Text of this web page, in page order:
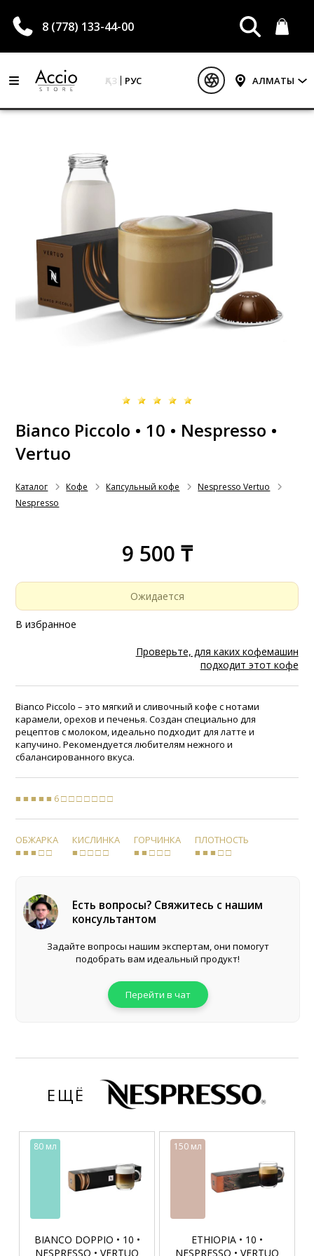
8 (778) 133-44-00
ҚАЗ РУС АЛМАТЫ
Bianco Piccolo • 10 • Nespresso •
Vertuo
Каталог Кофе Капсульный кофе
Nespresso Vertuo
Nespresso
9 500 ₸
Ожидается
В избранное
Проверьте, для каких кофемашин
подходит этот кофе
Bianco Piccolo – это мягкий и сливочный кофе с нотами
карамели, орехов и печенья. Создан специально для
рецептов с молоком, идеально подходит для латте и
капучино. Рекомендуется любителям нежного и
сбалансированного вкуса.
■ ■ ■ ■ ■ 6 □ □ □ □ □ □ □
ОБЖАРКА
■ ■ ■ □ □
КИСЛИНКА
■ □ □ □ □
ГОРЧИНКА
■ ■ □ □ □
ПЛОТНОСТЬ
■ ■ ■ □ □
Есть вопросы? Свяжитесь с нашим
консультантом
Задайте вопросы нашим экспертам, они помогут
подобрать вам идеальный продукт!
Перейти в чат
ЕЩЁ
80 мл
BIANCO DOPPIO • 10 •
NESPRESSO • VERTUO
150 мл
ETHIOPIA • 10 •
NESPRESSO • VERTUO